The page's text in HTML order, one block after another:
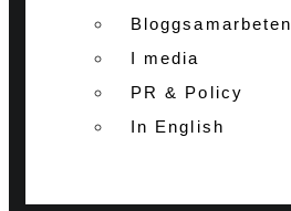
Bloggsamarbeten
I media
PR & Policy
In English